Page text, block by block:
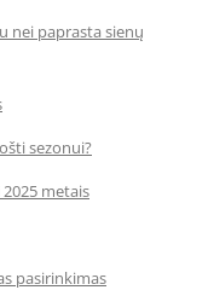
nei paprasta sienų
sezonui?
metais
pasirinkimas